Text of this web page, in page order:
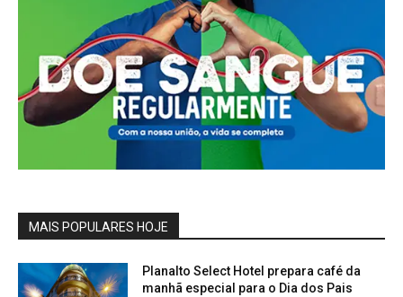
MAIS POPULARES HOJE
Planalto Select Hotel prepara café da
manhã especial para o Dia dos Pais